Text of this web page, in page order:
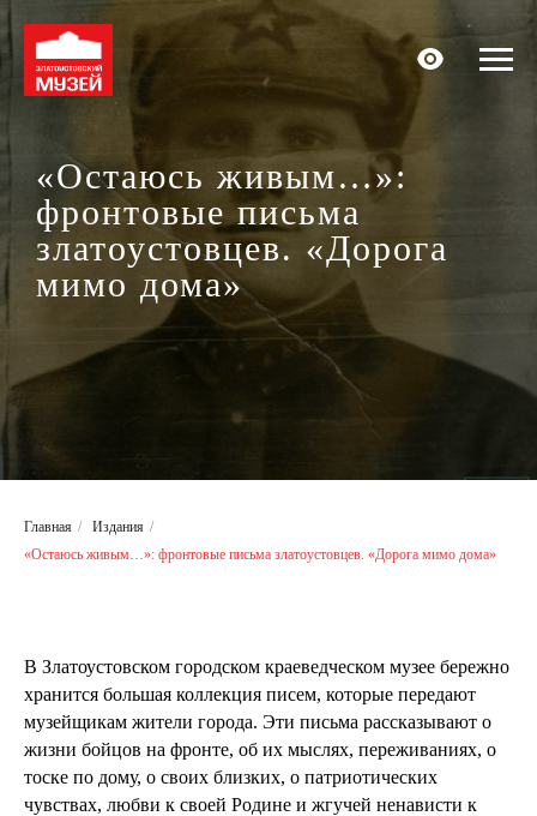
«Остаюсь живым…»:
фронтовые письма
златоустовцев. «Дорога
мимо дома»
Главная / Издания /
«Остаюсь живым…»: фронтовые письма златоустовцев. «Дорога мимо дома»
В Златоустовском городском краеведческом музее бережно
хранится большая коллекция писем, которые передают
музейщикам жители города. Эти письма рассказывают о
жизни бойцов на фронте, об их мыслях, переживаниях, о
тоске по дому, о своих близких, о патриотических
чувствах, любви к своей Родине и жгучей ненависти к